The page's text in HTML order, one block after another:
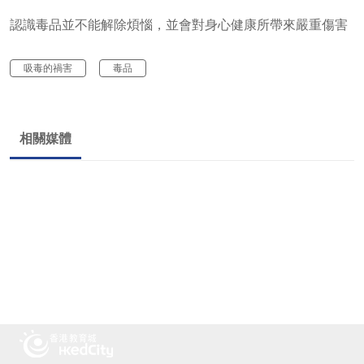
認識毒品並不能解除煩惱，並會對身心健康所帶來嚴重傷害
吸毒的禍害 毒品
相關媒體